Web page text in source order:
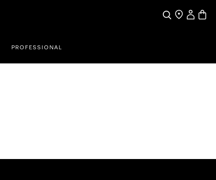
PretragaTraženjeKorisnički
PROFESSIONAL